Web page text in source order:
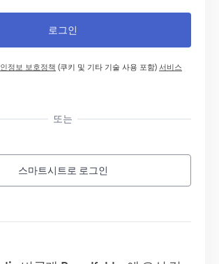
정보 보호정책 (쿠키 및 기타 기술 사용 포함)서비스
또는
스마트시트로 로그인